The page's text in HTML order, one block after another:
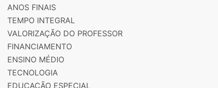
ANOS FINAIS
TEMPO INTEGRAL
VALORIZAÇÃO DO PROFESSOR
FINANCIAMENTO
ENSINO MÉDIO
TECNOLOGIA
EDUCAÇÃO ESPECIAL